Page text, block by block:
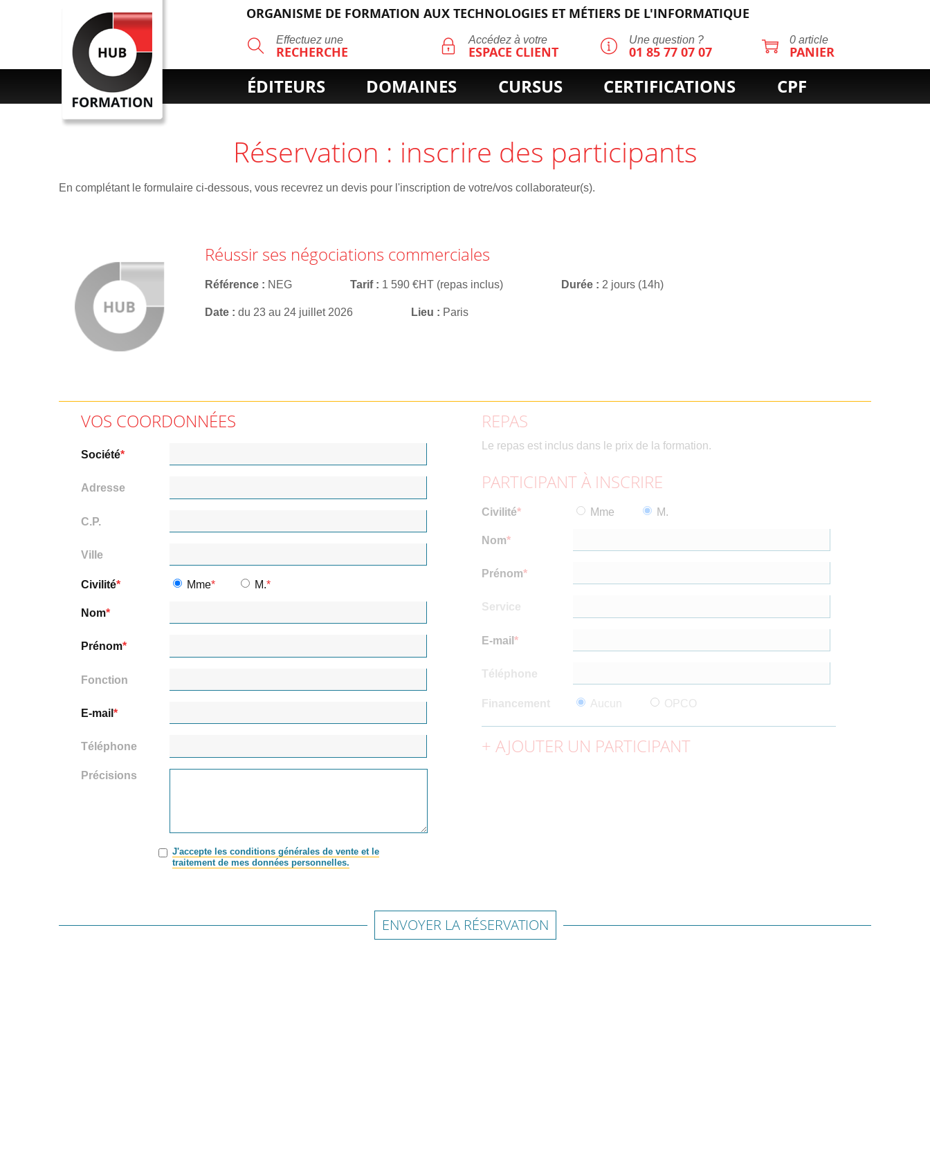
ORGANISME DE FORMATION AUX TECHNOLOGIES ET MÉTIERS DE L'INFORMATIQUE
Effectuez une
RECHERCHE
RECHERCHE Accédez à votre
ESPACE CLIENT
Une question ?
01 85 77 07 07
0 article
PANIER
ÉDITEURS DOMAINES CURSUS CERTIFICATIONS CPF
Réservation : inscrire des participants
En complétant le formulaire ci-dessous, vous recevrez un devis pour l'inscription de votre/vos collaborateur(s).
Réussir ses négociations commerciales
Référence NEG Tarif 1 590 €HT (repas inclus) Durée 2 jours (14h)
Date du 23 au 24 juillet 2026 Lieu Paris
VOS COORDONNÉES
Société
Adresse
C.P.
Ville
Civilité Mme M.
Nom
Prénom
Fonction
E-mail
Téléphone
Précisions
J'accepte les conditions générales de vente et le
traitement de mes données personnelles.
REPAS
Le repas est inclus dans le prix de la formation.
PARTICIPANT À INSCRIRE
Civilité Mme M.
Nom
Prénom
Service
E-mail
Téléphone
Financement Aucun OPCO
AJOUTER UN PARTICIPANT
ENVOYER LA RÉSERVATION